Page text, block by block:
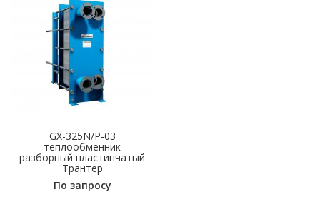
GX-325N/P-03
теплообменник
разборный пластинчатый
Трантер
По запросу